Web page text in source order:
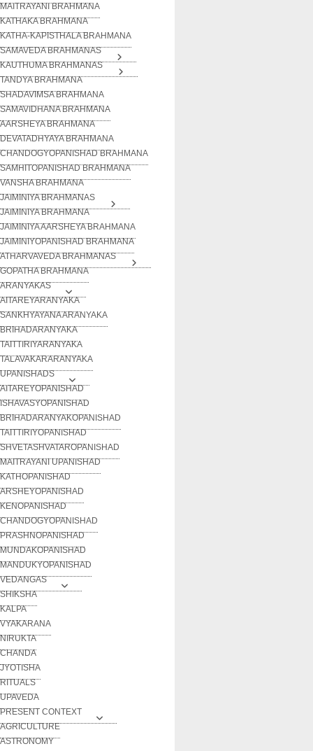
MAITRAYANI BRAHMANA
KATHAKA BRAHMANA
KATHA-KAPISTHALA BRAHMANA
SAMAVEDA BRAHMANAS
KAUTHUMA BRAHMANAS
TANDYA BRAHMANA
SHADAVIMSA BRAHMANA
SAMAVIDHANA BRAHMANA
AARSHEYA BRAHMANA
DEVATADHYAYA BRAHMANA
CHANDOGYOPANISHAD BRAHMANA
SAMHITOPANISHAD BRAHMANA
VANSHA BRAHMANA
JAIMINIYA BRAHMANAS
JAIMINIYA BRAHMANA
JAIMINIYA AARSHEYA BRAHMANA
JAIMINIYOPANISHAD BRAHMANA
ATHARVAVEDA BRAHMANAS
GOPATHA BRAHMANA
ARANYAKAS
AITAREYARANYAKA
SANKHYAYANA ARANYAKA
BRIHADARANYAKA
TAITTIRIYARANYAKA
TALAVAKARARANYAKA
UPANISHADS
AITAREYOPANISHAD
ISHAVASYOPANISHAD
BRIHADARANYAKOPANISHAD
TAITTIRIYOPANISHAD
SHVETASHVATAROPANISHAD
MAITRAYANI UPANISHAD
KATHOPANISHAD
ARSHEYOPANISHAD
KENOPANISHAD
CHANDOGYOPANISHAD
PRASHNOPANISHAD
MUNDAKOPANISHAD
MANDUKYOPANISHAD
VEDANGAS
SHIKSHA
KALPA
VYAKARANA
NIRUKTA
CHANDA
JYOTISHA
RITUALS
UPAVEDA
PRESENT CONTEXT
AGRICULTURE
ASTRONOMY